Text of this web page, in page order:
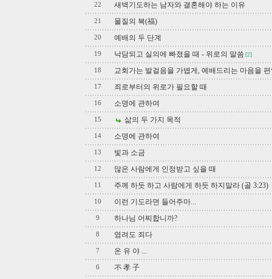
22 새벽기도하는 남자와 결혼해야 하는 이유
21 물질의 복(福)
20 예배의 두 단계
19 낙담되고 실의에 빠졌을 때 - 위로의 말씀 [2]
18 교회가는 발걸음을 가볍게, 예배드리는 마음을
17 죄로부터의 위로가 필요할 때
16 소명에 관하여
15 삶의 두 가지 목적
14 소명에 관하여
13 빛과 소금
12 많은 사람에게 인정받고 싶을 때
11 주께 하듯 하고 사람에게 하듯 하지말라 (골 3:23)
10 이런 기도라면 들어주마...
9 하나님 어찌합니까?
8 염려도 죄다
7 온 유 야 ...
6 不 孝 子